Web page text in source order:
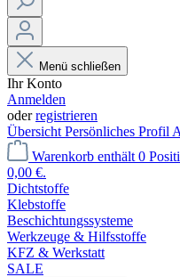
Menü schließen
Ihr Konto
Anmelden
oderregistrieren
Übersicht Persönliches Profil
Warenkorb enthält 0
0,00 €.
Dichtstoffe
Klebstoffe
Beschichtungssysteme
Werkzeuge & Hilfsstoffe
KFZ & Werkstatt
SALE